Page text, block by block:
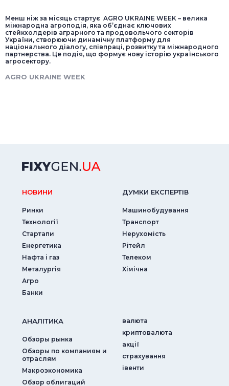
Менш ніж за місяць стартує AGRO UKRAINE WEEK – велика
міжнародна агроподія, яка об’єднає ключових
стейкхолдерів аграрного та продовольчого секторів
України, створюючи динамічну платформу для
національного діалогу, співпраці, розвитку та міжнародного
партнерства. Це подія, що формує нову історію українського
агросектору.
AGRO UKRAINE WEEK
НОВИНИ
Ринки
Технології
Стартапи
Енергетика
Нафта і газ
Металургія
Агро
Банки
ДУМКИ ЕКСПЕРТIВ
Машинобудування
Транспорт
Нерухомість
Рітейл
Телеком
Хімічна
АНАЛIТИКА
Обзоры рынка
Обзоры по компаниям и
отраслям
Макроэкономика
Обзор облигаций
валюта
криптовалюта
акції
страхування
iвенти